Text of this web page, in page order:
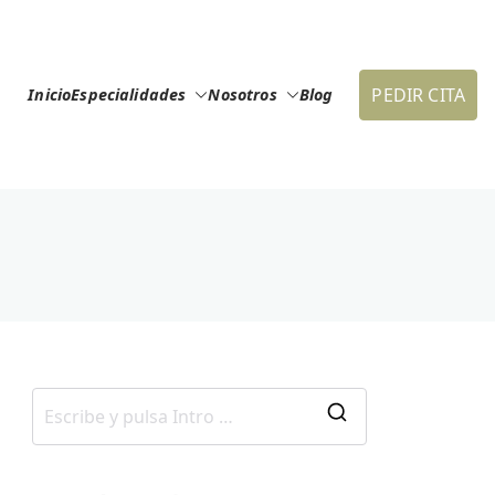
InicioEspecialidades Nosotros Blog PEDIR CITA